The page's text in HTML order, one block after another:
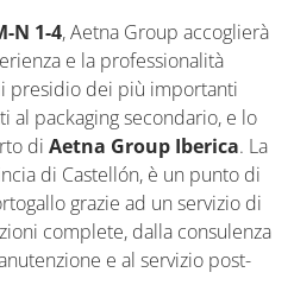
N 1-4, Aetna Group accoglierà
e la professionalità
presidio dei più importanti
al packaging secondario, e lo
di Aetna Group Iberica. La
di Castellón, è un punto di
grazie ad un servizio di
complete, dalla consulenza
e al servizio post-